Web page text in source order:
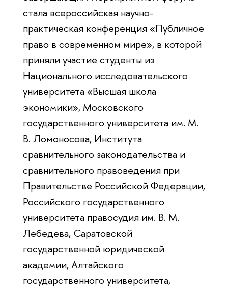
стала всероссийская научно-
практическая конференция «Публичное
право в современном мире», в которой
приняли участие студенты из
Национального исследовательского
университета «Высшая школа
экономики», Московского
государственного университета им. М.
В. Ломоносова, Института
сравнительного законодательства и
сравнительного правоведения при
Правительстве Российской Федерации,
Российского государственного
университета правосудия им. В. М.
Лебедева, Саратовской
государственной юридической
академии, Алтайского
государственного университета,